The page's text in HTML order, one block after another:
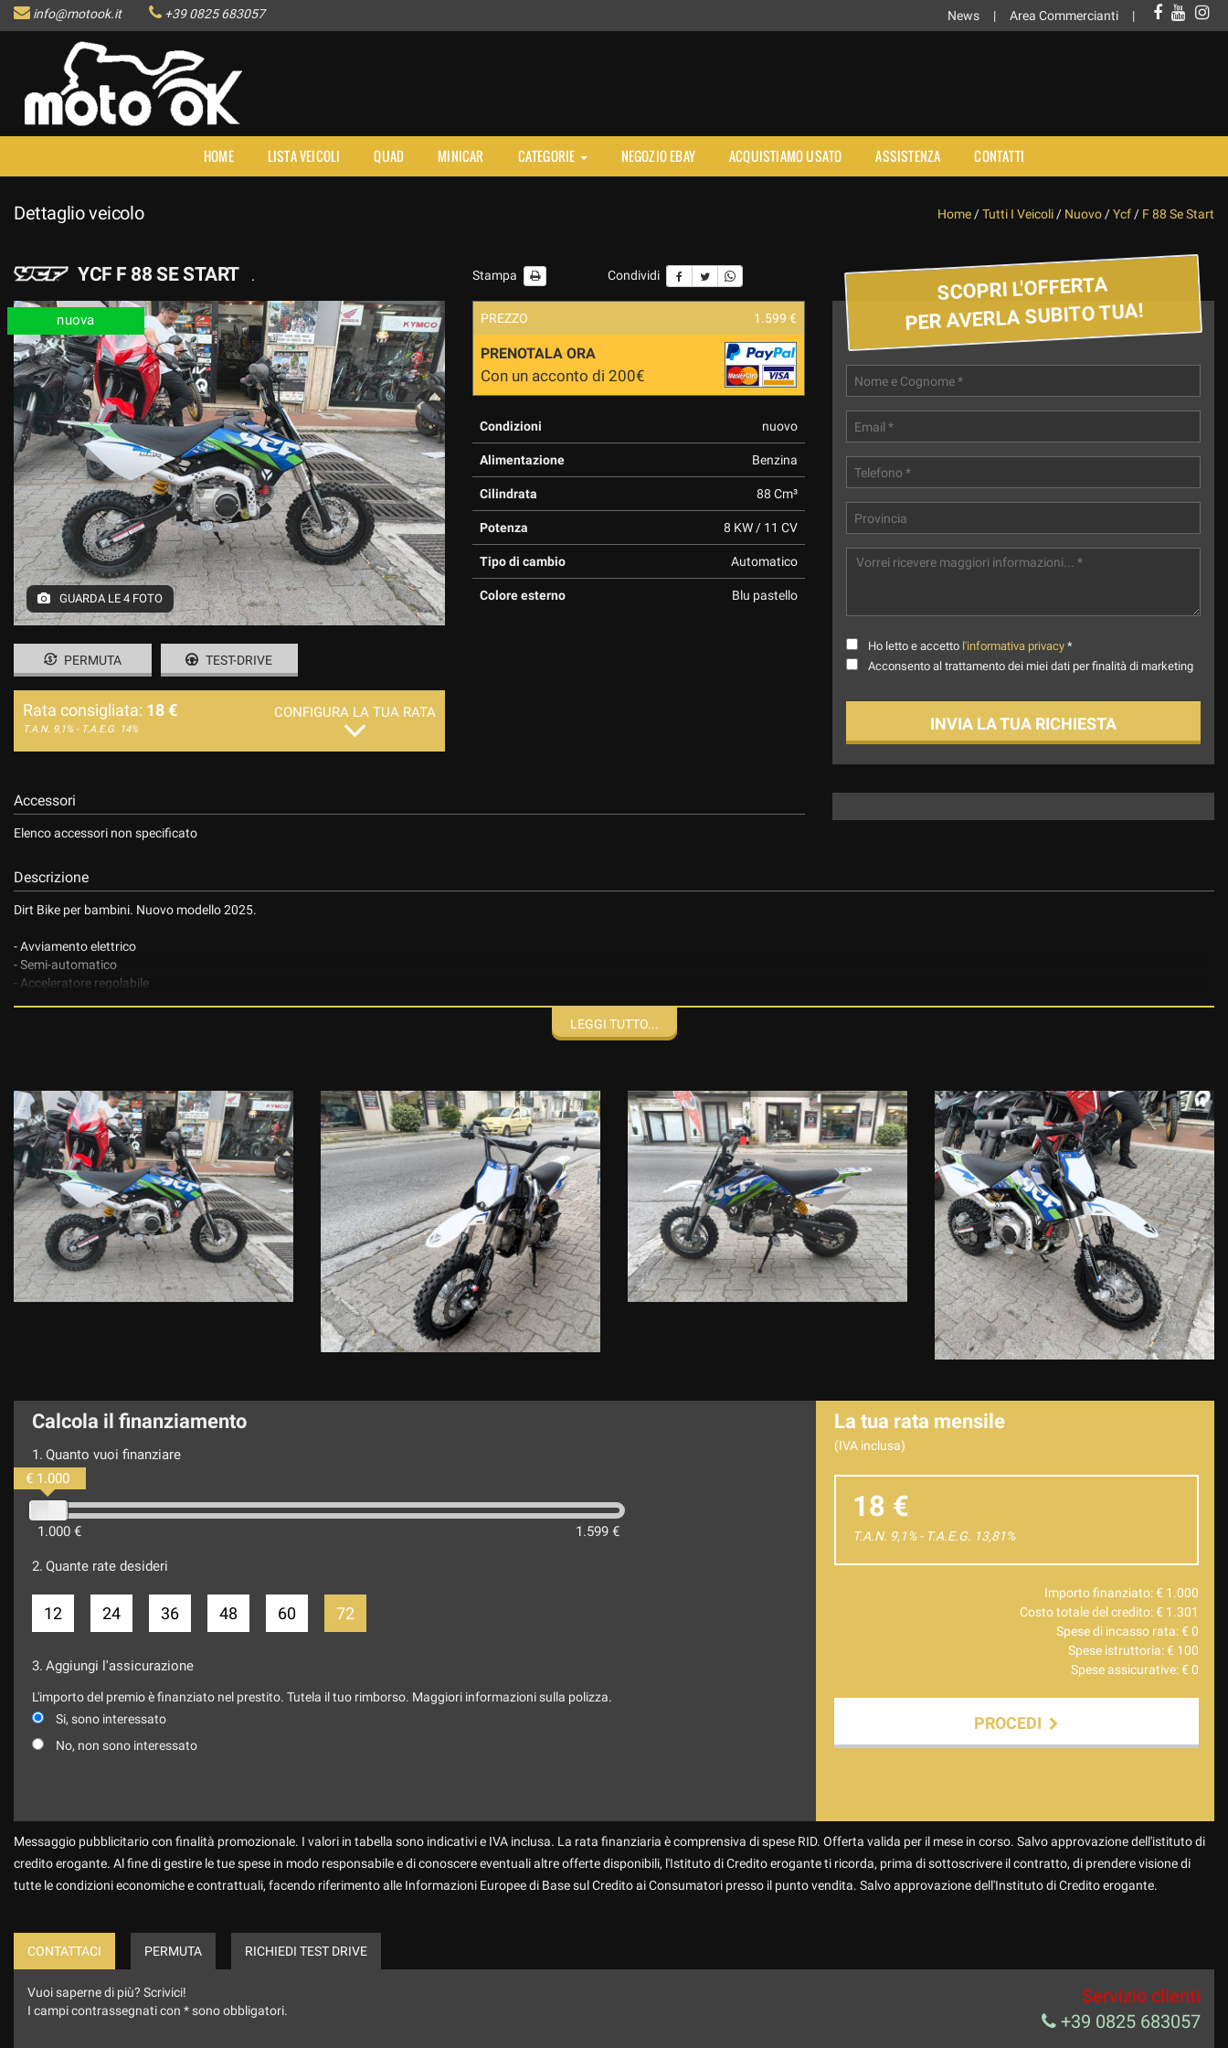
info@motook.it +39 0825 683057 News Area Commercianti
HOME LISTA VEICOLI QUAD MINICAR CATEGORIE NEGOZIO EBAY ACQUISTIAMO USATO ASSISTENZA CONTATTI
Dettaglio veicolo Home /Tutti I Veicoli / Nuovo /Ycf / F 88 Se Start
YCF F 88 SE START . Stampa Condividi
nuova
GUARDA LE 4 FOTO
PERMUTA TEST-DRIVE
Rata consigliata: 18 €
T.A.N. 9,1% - T.A.E.G. 14%
CONFIGURA LA TUA RATA
PREZZO 1.599 €
PRENOTALA ORA
Con un acconto di 200€
Condizioni nuovo
Alimentazione Benzina
Cilindrata 88 Cm³
Potenza 8 KW / 11 CV
Tipo di cambio Automatico
Colore esterno Blu pastello
SCOPRI L'OFFERTA
PER AVERLA SUBITO TUA!
Ho letto e accetto l'informativa privacy *
Acconsento al trattamento dei miei dati per finalità di marketing
INVIA LA TUA RICHIESTA
Accessori
Elenco accessori non specificato
Descrizione
Dirt Bike per bambini. Nuovo modello 2025.
- Avviamento elettrico
- Semi-automatico
- Acceleratore regolabile
- Altezza regolabile
Finanziamenti personalizzati. Spedizione in tutta Italia.
LEGGI TUTTO...
Calcola il finanziamento
1. Quanto vuoi finanziare
1.000 € 1.599 €
€ 1.000
2. Quante rate desideri
12 24 36 48 60 72
3. Aggiungi l'assicurazione
L'importo del premio è finanziato nel prestito. Tutela il tuo rimborso. Maggiori informazioni sulla polizza.
Si, sono interessato
No, non sono interessato
La tua rata mensile
(IVA inclusa)
18 €
T.A.N. 9,1% - T.A.E.G. 13,81%
Importo finanziato: € 1.000
Costo totale del credito: € 1.301
Spese di incasso rata: € 0
Spese istruttoria: € 100
Spese assicurative: € 0
PROCEDI
Messaggio pubblicitario con finalità promozionale. I valori in tabella sono indicativi e IVA inclusa. La rata finanziaria è comprensiva di spese RID. Offerta valida per il mese in corso. Salvo approvazione dell'istituto di
credito erogante. Al fine di gestire le tue spese in modo responsabile e di conoscere eventuali altre offerte disponibili, l'Istituto di Credito erogante ti ricorda, prima di sottoscrivere il contratto, di prendere visione di
tutte le condizioni economiche e contrattuali, facendo riferimento alle Informazioni Europee di Base sul Credito ai Consumatori presso il punto vendita. Salvo approvazione dell'Instituto di Credito erogante.
CONTATTACI PERMUTA RICHIEDI TEST DRIVE
Vuoi saperne di più? Scrivici!
I campi contrassegnati con * sono obbligatori.
Servizio clienti
+39 0825 683057